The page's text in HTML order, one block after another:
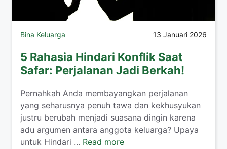
Bina Keluarga 13 Januari 2026
5 Rahasia Hindari Konflik Saat
Safar: Perjalanan Jadi Berkah!
​Pernahkah Anda membayangkan perjalanan
yang seharusnya penuh tawa dan kekhusyukan
justru berubah menjadi suasana dingin karena
adu argumen antara anggota keluarga? Upaya
untuk Hindari ... Read more